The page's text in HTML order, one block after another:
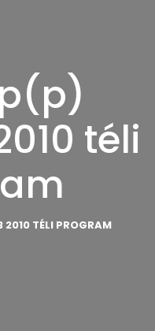
téli
2010 TÉLI PROGRAM